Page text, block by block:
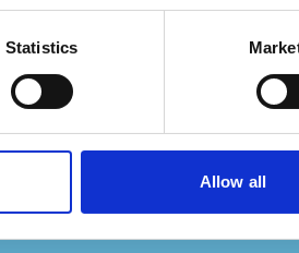
Statistics
Allow all
Skontaktuj się z nami, aby